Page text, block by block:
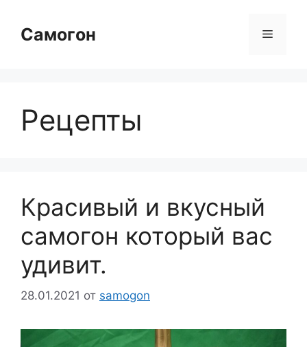
содержимому
Самогон Меню
Рецепты
Красивый и вкусный
самогон который вас
удивит.
28.01.2021 от samogon